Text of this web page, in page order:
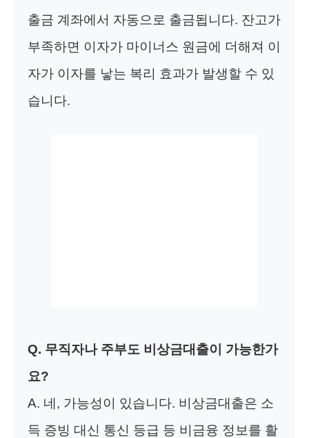
출금 계좌에서 자동으로 출금됩니다. 잔고가
부족하면 이자가 마이너스 원금에 더해져 이
자가 이자를 낳는 복리 효과가 발생할 수 있
습니다.
Q. 무직자나 주부도 비상금대출이 가능한가
요?
A. 네, 가능성이 있습니다. 비상금대출은 소
득 증빙 대신 통신 등급 등 비금융 정보를 활